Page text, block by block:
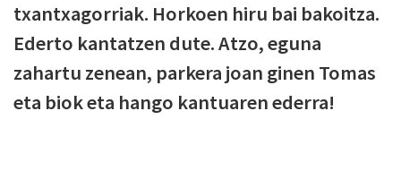
txantxagorriak. Horkoen hiru bai bakoitza.
Ederto kantatzen dute. Atzo, eguna
zahartu zenean, parkera joan ginen Tomas
eta biok eta hango kantuaren ederra!